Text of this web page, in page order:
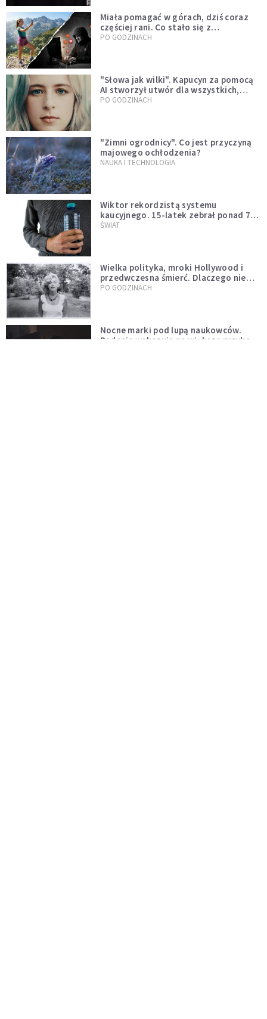
Miała pomagać w górach, dziś coraz
częściej rani. Co stało się z
Tatromaniakami?
PO GODZINACH
"Słowa jak wilki". Kapucyn za pomocą
AI stworzył utwór dla wszystkich,
którzy doświadczają hejtu
PO GODZINACH
"Zimni ogrodnicy". Co jest przyczyną
majowego ochłodzenia?
NAUKA I TECHNOLOGIA
Wiktor rekordzistą systemu
kaucyjnego. 15-latek zebrał ponad 7
tys. butelek i puszek
ŚWIAT
Wielka polityka, mroki Hollywood i
przedwczesna śmierć. Dlaczego nie
możemy przestać mówić o Marilyn
PO GODZINACH
Nocne marki pod lupą naukowców.
Badanie wskazuje na większe ryzyko